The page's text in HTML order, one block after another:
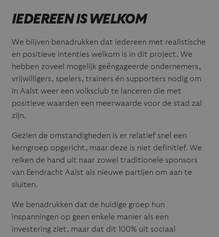
IEDEREEN IS WELKOM
We blijven benadrukken dat iedereen met realistische
en positieve intenties welkom is in dit project. We
hebben zoveel mogelijk geëngageerde ondernemers,
vrijwilligers, spelers, trainers én supporters nodig om
in Aalst weer een volksclub te lanceren die met
positieve waarden een meerwaarde voor de stad zal
zijn.
Gezien de omstandigheden is er relatief snel een
kerngroep opgericht, maar deze is niet definitief. We
reiken de hand uit naar zowel traditionele sponsors
van Eendracht Aalst als nieuwe partijen om aan te
sluiten.
We benadrukken dat de huidige groep hun
inspanningen op geen enkele manier als een
investering ziet, maar dat dit 100% uit sociaal